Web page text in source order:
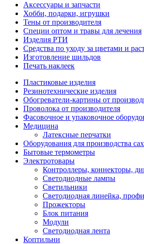
Аксессуары и запчасти
Хобби, подарки, игрушки
Тены от производителя
Специи оптом и травы для лечения
Изделия РТИ
Средства по уходу за цветами и
Изготовление шильдов
Печать наклеек
Пластиковые изделия
Резинотехнические изделия
Обогреватели-картины от
Проволока от производителя
Фасовочное и упаковочное
Медицина
Латексные перчатки
Оборудования для производства
Бытовые термометры
Электротовары
Контроллеры, коннекторы,
Светодиодные лампы
Светильники
Светодиодная линейка,
Прожекторы
Блок питания
Модули
Светодиодная лента
Коптильни